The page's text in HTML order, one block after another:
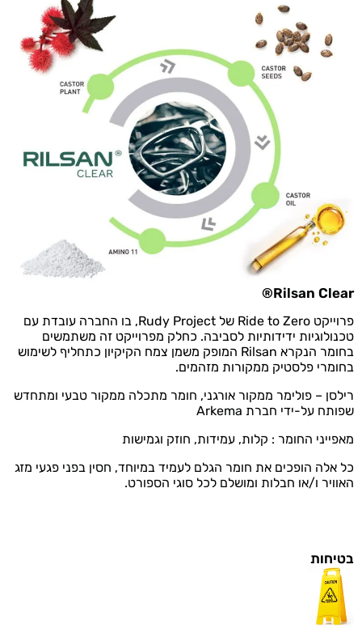
Rilsan Clear®
פרוייקט Ride to Zero של Rudy Project, בו החברה עובדת עם
טכנולוגיות ידידותיות לסביבה. כחלק מפרוייקט זה משתמשים
בחומר הנקרא Rilsan המופק משמן צמח הקיקיון כתחליף לשימוש
בחומרי פלסטיק ממקורות מזהמים.
רילסן – פולימר ממקור אורגני, חומר מתכלה ממקור טבעי ומתחדש
שפותח על-ידי חברת Arkema
מאפייני החומר : קלות, עמידות, חוזק וגמישות
כל אלה הופכים את חומר הגלם לעמיד במיוחד, חסין בפני פגעי מזג
האוויר ו/או חבלות ומושלם לכל סוגי הספורט.
בטיחות